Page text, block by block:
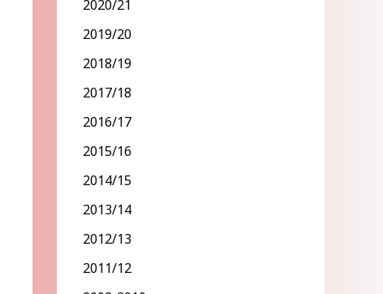
2020/21
2019/20
2018/19
2017/18
2016/17
2015/16
2014/15
2013/14
2012/13
2011/12